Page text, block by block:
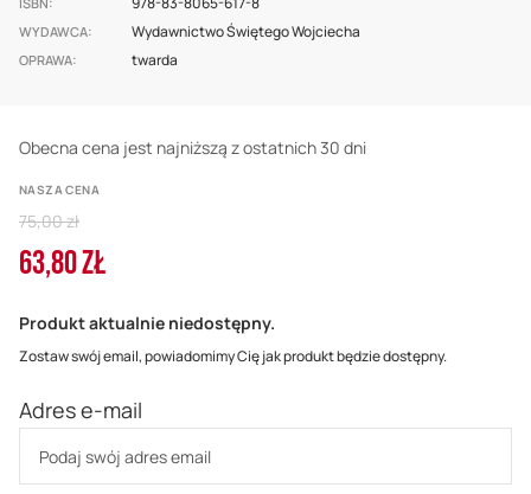
WYDAWCA Wydawnictwo Świętego Wojciecha
OPRAWA twarda
Obecna cena jest najniższą z ostatnich 30 dni
NASZA CENA
Cena
63,80 ZŁ
Regular
Price
75,00 zł
Produkt aktualnie niedostępny.
Zostaw swój email, powiadomimy Cię jak produkt będzie dostępny.
Adres e-mail